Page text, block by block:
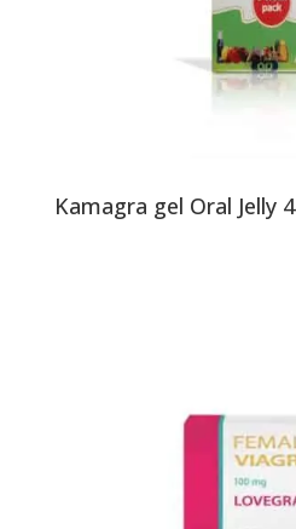
Kamagra gel Oral Jelly 4